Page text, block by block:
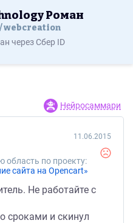
Роман
webcreation
через Сбер ID
Нейросаммари
область по проекту:
сайта на Opencart»
11.06.2015
Не работайте с
сроками и скинул